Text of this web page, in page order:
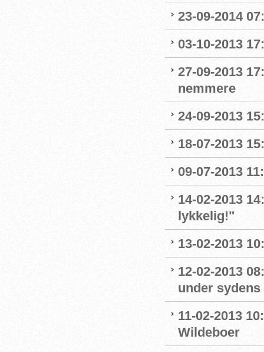
23-09-2014
03-10-2013
27-09-2013
nemmere
24-09-2013
18-07-2013
09-07-2013
14-02-2013
lykkelig!"
13-02-2013
12-02-2013
under sydens
11-02-2013
Wildeboer